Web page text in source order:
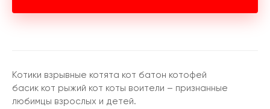
Котики взрывные котята кот батон котофей
басик кот рыжий кот коты воители – признанные
любимцы взрослых и детей.